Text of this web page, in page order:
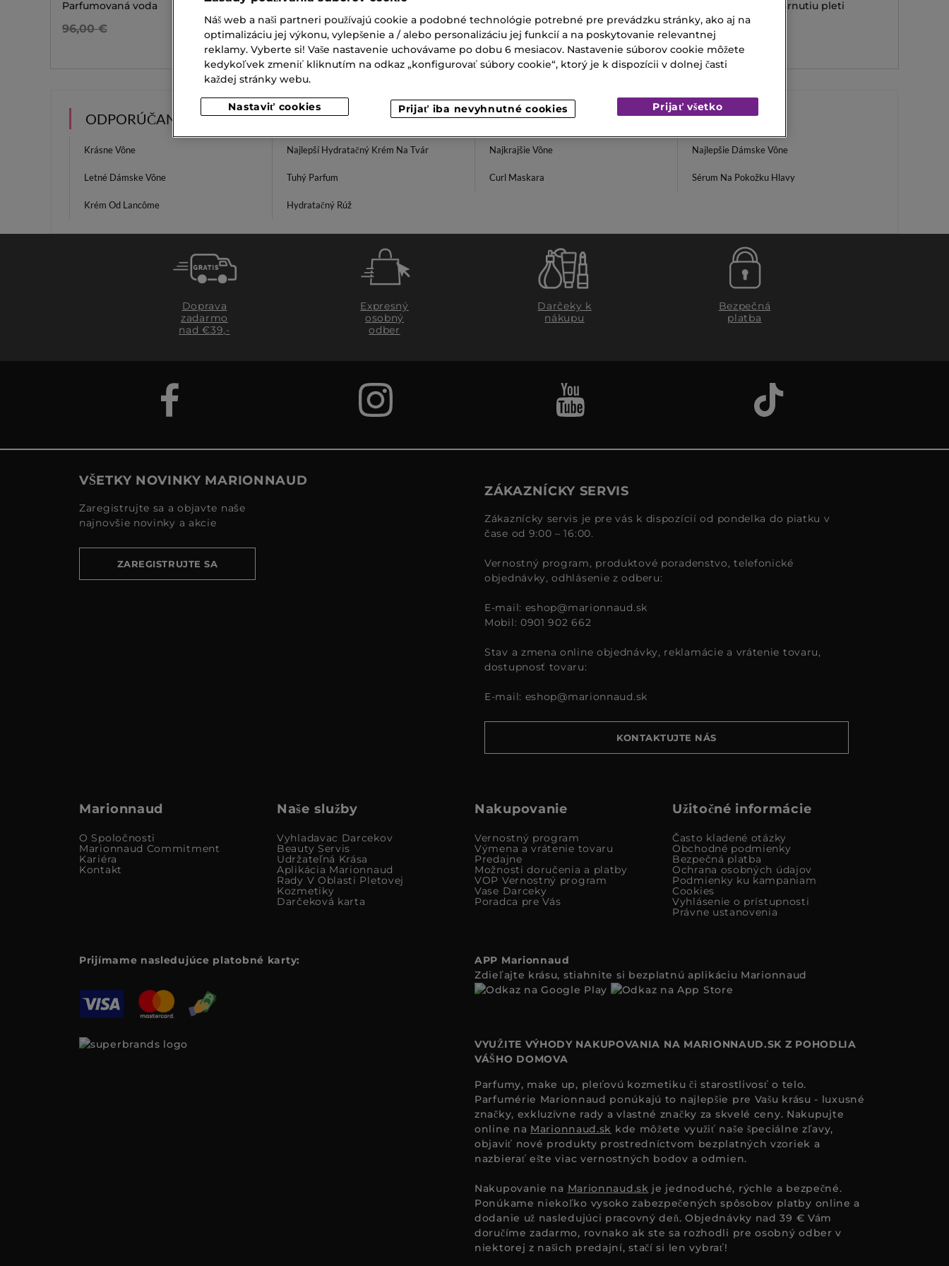
Parfumovaná voda
96,00 € 46,20 €
3 veľ.
Výživný krém na ruky a nechty
13,00 € 13,00 €
Make up proti starnutiu pleti
173,00 €
ODPORÚČANIA
Krásne Vône Najlepší Hydratačný Krém Na Tvár Najkrajšie Vône Najlepšie Dámske Vône
Letné Dámske Vône Tuhý Parfum Curl Maskara Sérum Na Pokožku Hlavy
Krém Od Lancôme Hydratačný Rúž
Doprava
zadarmo
nad €39,-
Expresný
osobný
odber
Darčeky k
nákupu
Bezpečná
platba
VŠETKY NOVINKY MARIONNAUD
Zaregistrujte sa a objavte naše
najnovšie novinky a akcie
ZAREGISTRUJTE SA
ZÁKAZNÍCKY SERVIS
Zákaznícky servis je pre vás k dispozícií od pondelka do piatku v
čase od 9:00 – 16:00.
Vernostný program, produktové poradenstvo, telefonické
objednávky, odhlásenie z odberu:
E-mail: eshop@marionnaud.sk
Mobil: 0901 902 662
Stav a zmena online objednávky, reklamácie a vrátenie tovaru,
dostupnosť tovaru:
E-mail: eshop@marionnaud.sk
KONTAKTUJTE NÁS
Marionnaud
O Spoločnosti
Marionnaud Commitment
Kariéra
Kontakt
Naše služby
Vyhladavac Darcekov
Beauty Servis
Udržateľná Krása
Aplikácia Marionnaud
Rady V Oblasti Pletovej
Kozmetiky
Darčeková karta
Nakupovanie
Vernostný program
Výmena a vrátenie tovaru
Predajne
Možnosti doručenia a platby
VOP Vernostný program
Vase Darceky
Poradca pre Vás
Užitočné informácie
Často kladené otázky
Obchodné podmienky
Bezpečná platba
Ochrana osobných údajov
Podmienky ku kampaniam
Cookies
Vyhlásenie o prístupnosti
Právne ustanovenia
Prijímame nasledujúce platobné karty:
APP Marionnaud
Zdieľajte krásu, stiahnite si bezplatnú aplikáciu Marionnaud
VYUŽITE VÝHODY NAKUPOVANIA NA MARIONNAUD.SK Z POHODLIA
VÁŠHO DOMOVA
Parfumy, make up, pleťovú kozmetiku či starostlivosť o telo.
Parfumérie Marionnaud ponúkajú to najlepšie pre Vašu krásu - luxusné
značky, exkluzívne rady a vlastné značky za skvelé ceny. Nakupujte
online na Marionnaud.sk kde môžete využiť naše špeciálne zľavy,
objaviť nové produkty prostredníctvom bezplatných vzoriek a
nazbierať ešte viac vernostných bodov a odmien.
Nakupovanie na Marionnaud.sk je jednoduché, rýchle a bezpečné.
Ponúkame niekoľko vysoko zabezpečených spôsobov platby online a
dodanie už nasledujúci pracovný deň. Objednávky nad 39 € Vám
doručíme zadarmo, rovnako ak ste sa rozhodli pre osobný odber v
niektorej z našich predajní, stačí si len vybrať!
Náš web a naši partneri používajú cookie a podobné technológie potrebné pre prevádzku stránky, ako aj na
optimalizáciu jej výkonu, vylepšenie a / alebo personalizáciu jej funkcií a na poskytovanie relevantnej
reklamy. Vyberte si! Vaše nastavenie uchovávame po dobu 6 mesiacov. Nastavenie súborov cookie môžete
kedykoľvek zmeniť kliknutím na odkaz „konfigurovať súbory cookie“, ktorý je k dispozícii v dolnej časti
každej stránky webu.
Nastaviť cookies Prijať iba nevyhnutné cookies Prijať všetko